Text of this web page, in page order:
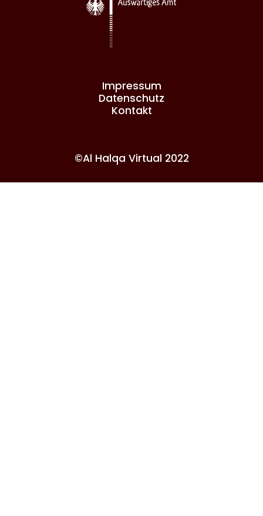
Impressum
Datenschutz
Kontakt
©Al Halqa Virtual 2022